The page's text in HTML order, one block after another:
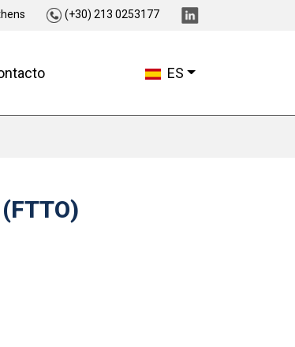
(+30) 213 0253177
ES